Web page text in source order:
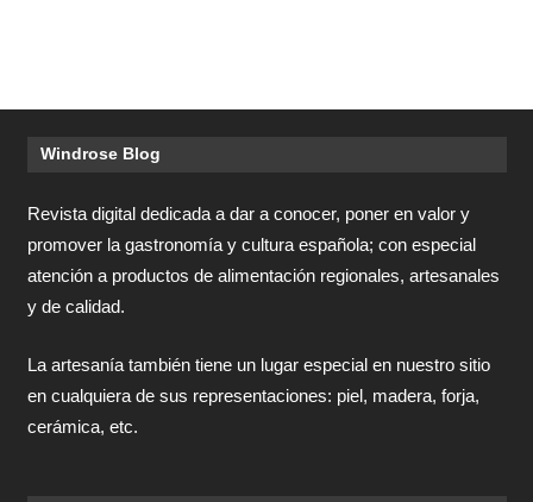
Windrose Blog
Revista digital dedicada a dar a conocer, poner en valor y
promover la gastronomía y cultura española; con especial
atención a productos de alimentación regionales, artesanales
y de calidad.
La artesanía también tiene un lugar especial en nuestro sitio
en cualquiera de sus representaciones: piel, madera, forja,
cerámica, etc.